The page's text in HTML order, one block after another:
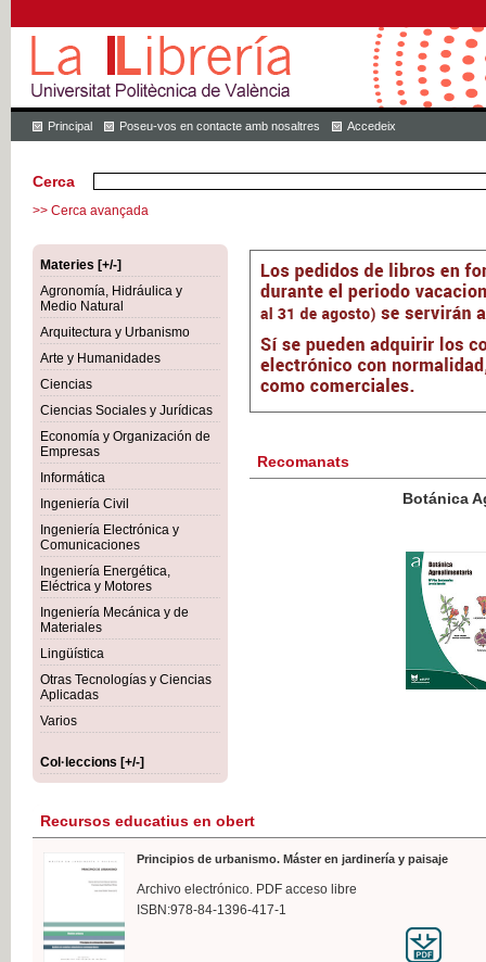
Principal Poseu-vos en contacte amb nosaltres Accedeix
Cerca
>> Cerca avançada
Materies [+/-]
Agronomía, Hidráulica y
Medio Natural
Arquitectura y Urbanismo
Arte y Humanidades
Ciencias
Ciencias Sociales y Jurídicas
Economía y Organización de
Empresas
Informática
Ingeniería Civil
Ingeniería Electrónica y
Comunicaciones
Ingeniería Energética,
Eléctrica y Motores
Ingeniería Mecánica y de
Materiales
Lingüística
Otras Tecnologías y Ciencias
Aplicadas
Varios
Col·leccions [+/-]
Recomanats
Botánica Agroalimentaria
IVA
Recursos educatius en obert
Principios de urbanismo. Máster en jardinería y paisaje
Archivo electrónico. PDF acceso libre
ISBN:978-84-1396-417-1